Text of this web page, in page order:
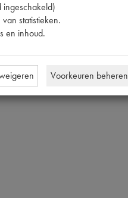
ingeschakeld)
statistieken.
en inhoud.
Voorkeuren beheren